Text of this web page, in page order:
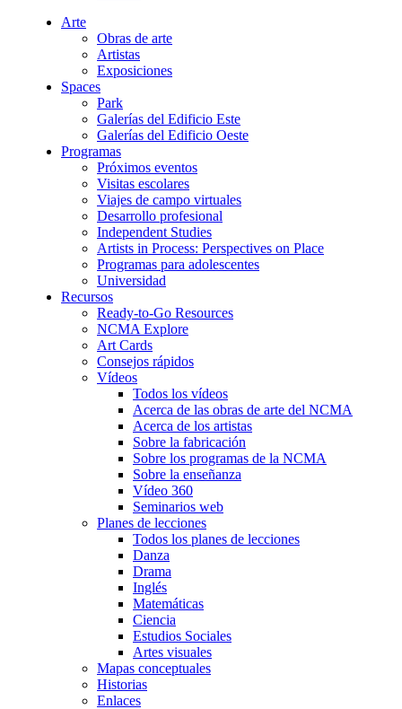
Arte
Obras de arte
Artistas
Exposiciones
Spaces
Park
Galerías del Edificio Este
Galerías del Edificio Oeste
Programas
Próximos eventos
Visitas escolares
Viajes de campo virtuales
Desarrollo profesional
Independent Studies
Artists in Process: Perspectives on Place
Programas para adolescentes
Universidad
Recursos
Ready-to-Go Resources
NCMA Explore
Art Cards
Consejos rápidos
Vídeos
Todos los vídeos
Acerca de las obras de arte del NCMA
Acerca de los artistas
Sobre la fabricación
Sobre los programas de la NCMA
Sobre la enseñanza
Vídeo 360
Seminarios web
Planes de lecciones
Todos los planes de lecciones
Danza
Drama
Inglés
Matemáticas
Ciencia
Estudios Sociales
Artes visuales
Mapas conceptuales
Historias
Enlaces